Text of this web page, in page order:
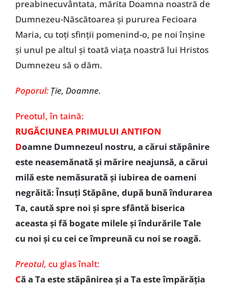
preabinecuvântata, mărita Doamna noastră de
Dumnezeu-Născătoarea și pururea Fecioara
Maria, cu toți sfinții pomenind-o, pe noi înșine
și unul pe altul și toată viața noastră lui Hristos
Dumnezeu să o dăm.
Poporul: Ție, Doamne.
Preotul, în taină:
RUGĂCIUNEA PRIMULUI ANTIFON
Doamne Dumnezeul nostru, a cărui stăpânire
este neasemănată și mărire neajunsă, a cărui
milă este nemăsurată și iubirea de oameni
negrăită: Însuți Stăpâne, după bună îndurarea
Ta, caută spre noi și spre sfântă biserica
aceasta și fă bogate milele și îndurările Tale
cu noi și cu cei ce împreună cu noi se roagă.
Preotul, cu glas înalt:
Că a Ta este stăpânirea și a Ta este împărăția